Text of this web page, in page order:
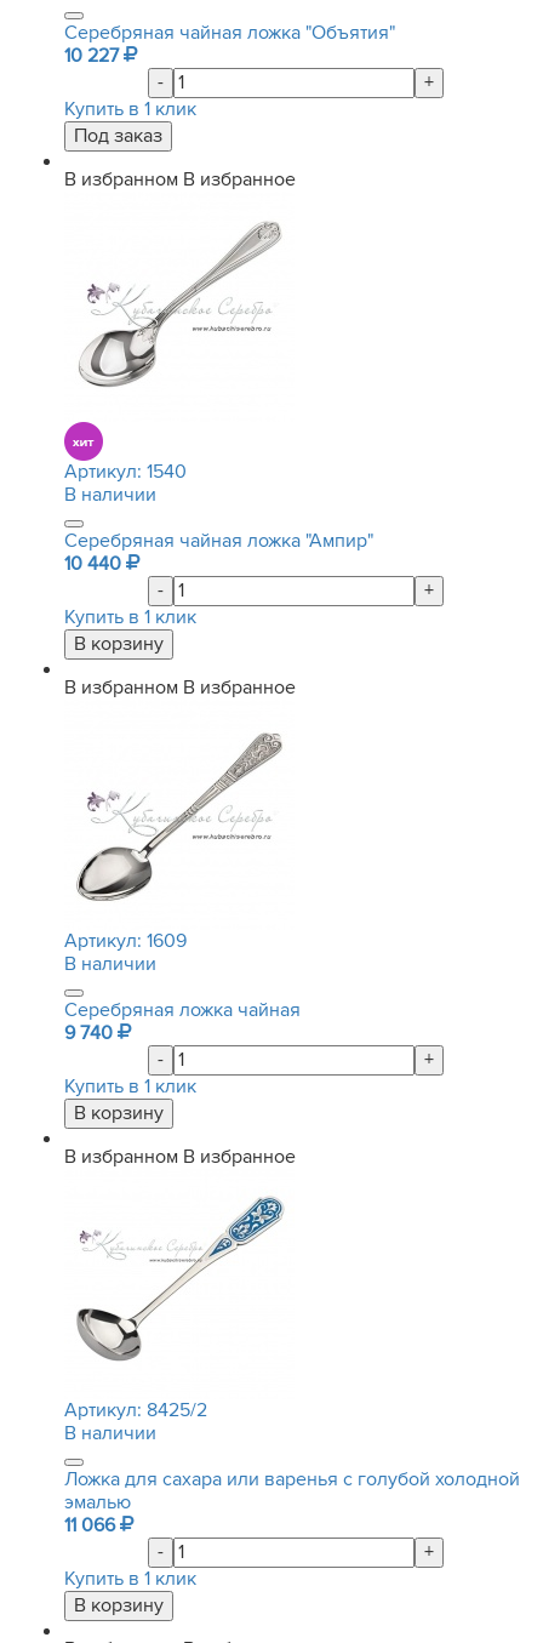
Серебряная чайная ложка "Объятия"
10 227
-
+
Купить в 1 клик
В избранном В избранное
Артикул: 1540
В наличии
Серебряная чайная ложка "Ампир"
10 440
-
+
Купить в 1 клик
В избранном В избранное
Артикул: 1609
В наличии
Серебряная ложка чайная
9 740
-
+
Купить в 1 клик
В избранном В избранное
Артикул: 8425/2
В наличии
Ложка для сахара или варенья с голубой холодной
эмалью
11 066
-
+
Купить в 1 клик